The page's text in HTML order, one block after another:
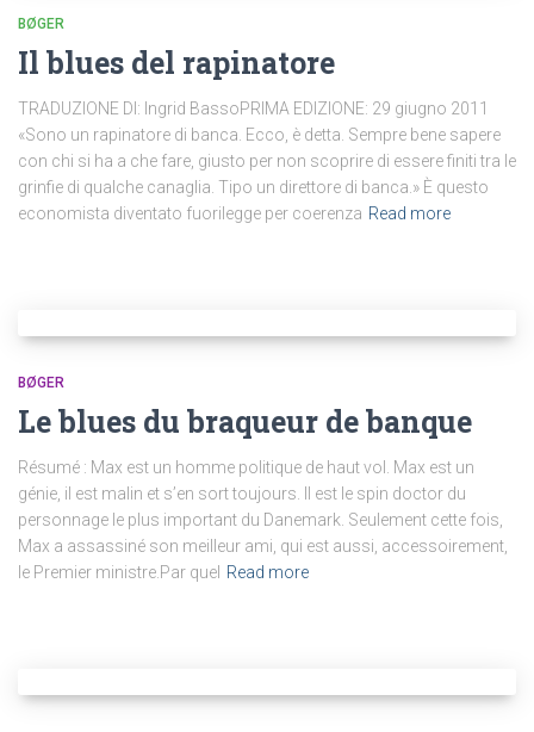
BØGER
Il blues del rapinatore
TRADUZIONE DI: Ingrid BassoPRIMA EDIZIONE: 29 giugno 2011
«Sono un rapinatore di banca. Ecco, è detta. Sempre bene sapere
con chi si ha a che fare, giusto per non scoprire di essere finiti tra le
grinfie di qualche canaglia. Tipo un direttore di banca.» È questo
economista diventato fuorilegge per coerenza Read more
BØGER
Le blues du braqueur de banque
Résumé : Max est un homme politique de haut vol. Max est un
génie, il est malin et s’en sort toujours. Il est le spin doctor du
personnage le plus important du Danemark. Seulement cette fois,
Max a assassiné son meilleur ami, qui est aussi, accessoirement,
le Premier ministre.Par quel Read more